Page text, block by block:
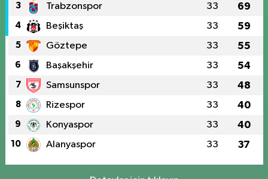
3 Trabzonspor 33 69
4 Beşiktaş 33 59
5 Göztepe 33 55
6 Başakşehir 33 54
7 Samsunspor 33 48
8 Rizespor 33 40
9 Konyaspor 33 40
10 Alanyaspor 33 37